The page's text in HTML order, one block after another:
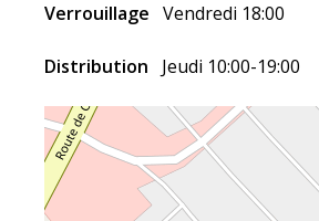
Blois
Verrouillage Vendredi 18:00
Distribution Jeudi 10:00-19:00